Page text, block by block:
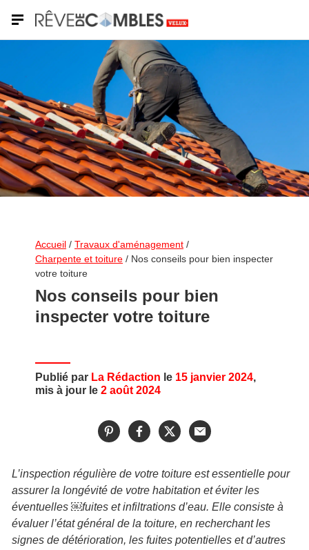
Accueil / Travaux d'aménagement /
Charpente et toiture / Nos conseils pour bien inspecter
votre toiture
Nos conseils pour bien
inspecter votre toiture
Publié par La Rédaction le 15 janvier 2024,
mis à jour le 2 août 2024
L’inspection régulière de votre toiture est essentielle pour
assurer la longévité de votre habitation et éviter les
éventuelles ​￼​fuites et infiltrations d’eau. Elle consiste à
évaluer l’état général de la toiture, en recherchant les
signes de détérioration, les fuites potentielles et d’autres